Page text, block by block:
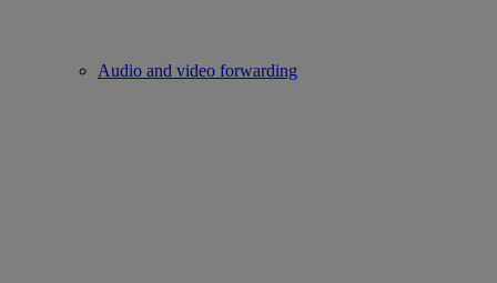
Audio and video forwarding